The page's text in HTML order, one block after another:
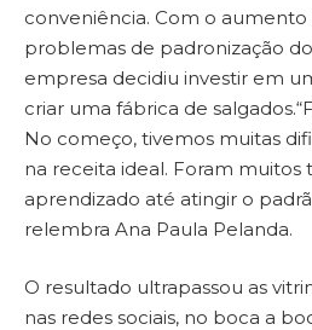
conveniência. Com o
problemas de padronização
empresa decidiu investir em
criar uma fábrica de
No começo, tivemos muitas
na receita ideal. Foram muitos
aprendizado até atingir o
relembra Ana Paula Pelanda.
O resultado ultrapassou as
nas redes sociais, no boca a